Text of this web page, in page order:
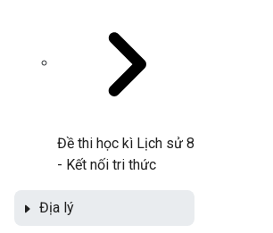
Đề thi học kì Lịch sử 8
- Kết nối tri thức
Địa lý